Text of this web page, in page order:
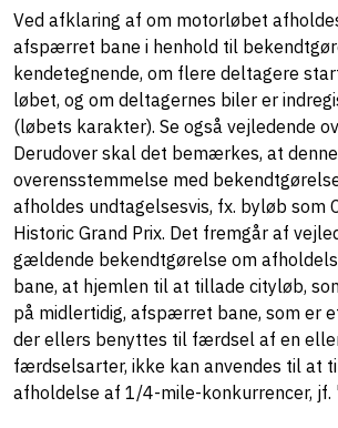
Ved afklaring af om motorløbet
afspærret bane i henhold til
kendetegnende, om flere deltagere
løbet, og om deltagernes biler er
(løbets karakter). Se også vejledende
Derudover skal det bemærkes, at
overensstemmelse med
afholdes undtagelsesvis, fx. byløb som
Historic Grand Prix. Det fremgår af
gældende bekendtgørelse om
bane, at hjemlen til at tillade cityløb,
på midlertidig, afspærret bane, som er
der ellers benyttes til færdsel af en
færdselsarter, ikke kan anvendes til at
afholdelse af 1/4-mile-konkurrencer, jf.